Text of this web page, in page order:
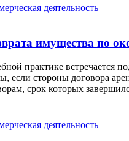
деятельность
имущества по
практике встречается
если стороны договора
срок которых
деятельность